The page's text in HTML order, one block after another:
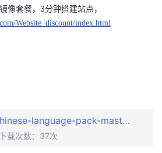
像套餐，3分钟搭建站点，
Website_discount/index.html
magento-2-chinese-language-pack-master.zip
载次数： 37次